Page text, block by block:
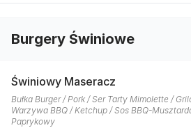
Burgery Świniowe
Świniowy Maseracz
Bułka Burger / Pork / Ser Tarty Mimolette /
Warzywa BBQ / Ketchup / Sos BBQ-
Paprykowy